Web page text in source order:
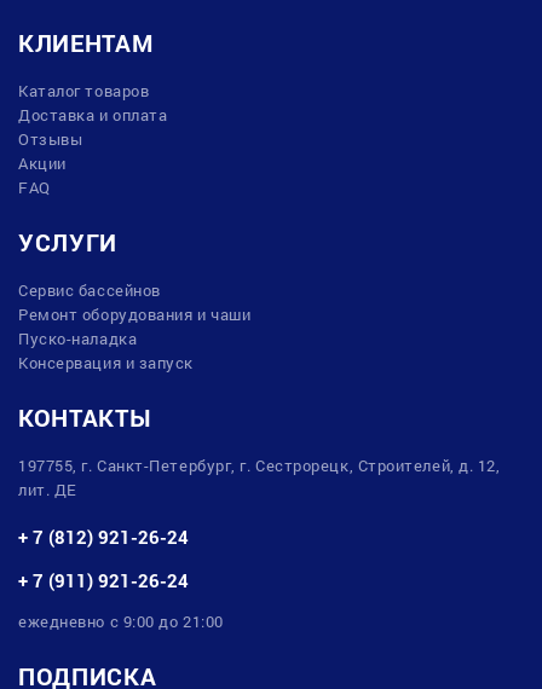
КЛИЕНТАМ
Каталог товаров
Доставка и оплата
Отзывы
Акции
FAQ
УСЛУГИ
Сервис бассейнов
Ремонт оборудования и чаши
Пуско-наладка
Консервация и запуск
КОНТАКТЫ
197755, г. Санкт-Петербург, г. Сестрорецк, Строителей, д. 12,
лит. ДЕ
+ 7 (812) 921-26-24
+ 7 (911) 921-26-24
ежедневно с 9:00 до 21:00
ПОДПИСКА